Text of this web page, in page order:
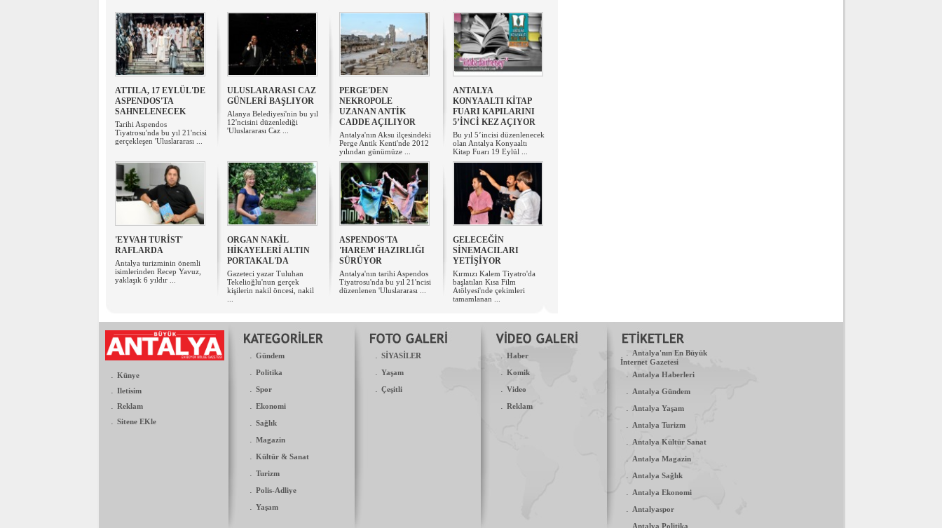
ATTILA, 17 EYLÜL'DE
ASPENDOS'TA
SAHNELENECEK
Tarihi Aspendos
Tiyatrosu'nda bu yıl 21'ncisi
gerçekleşen 'Uluslararası ...
ULUSLARARASI CAZ
GÜNLERİ BAŞLIYOR
Alanya Belediyesi'nin bu yıl
12'ncisini düzenlediği
'Uluslararası Caz ...
​PERGE'DEN
NEKROPOLE
UZANAN ANTİK
CADDE AÇILIYOR
Antalya'nın Aksu ilçesindeki
Perge Antik Kenti'nde 2012
yılından günümüze ...
​ANTALYA
KONYAALTI KİTAP
FUARI KAPILARINI
5’İNCİ KEZ AÇIYOR
Bu yıl 5’incisi düzenlenecek
olan Antalya Konyaaltı
Kitap Fuarı 19 Eylül ...
'EYVAH TURİST'
RAFLARDA
Antalya turizminin önemli
isimlerinden Recep Yavuz,
yaklaşık 6 yıldır ...
​ORGAN NAKİL
HİKAYELERİ ALTIN
PORTAKAL'DA
Gazeteci yazar Tuluhan
Tekelioğlu'nun gerçek
kişilerin nakil öncesi, nakil
​ASPENDOS'TA
'HAREM' HAZIRLIĞI
SÜRÜYOR
Antalya'nın tarihi Aspendos
Tiyatrosu'nda bu yıl 21'ncisi
düzenlenen 'Uluslararası ...
​GELECEĞİN
SİNEMACILARI
YETİŞİYOR
Kırmızı Kalem Tiyatro'da
başlatılan Kısa Film
Atölyesi'nde çekimleri
tamamlanan ...
. Künye
. Iletisim
. Reklam
. Sitene EKle
. Gündem
. Politika
. Spor
. Ekonomi
. Sağlık
. Magazin
. Kültür & Sanat
. Turizm
. Polis-Adliye
. Yaşam
. SİYASİLER
. Yaşam
. Çeşitli
. Haber
. Komik
. Video
. Reklam
. Antalya'nın En Büyük
İnternet Gazetesi
. Antalya Haberleri
. Antalya Gündem
. Antalya Yaşam
. Antalya Turizm
. Antalya Kültür Sanat
. Antalya Magazin
. Antalya Sağlık
. Antalya Ekonomi
. Antalyaspor
Antalya Politika